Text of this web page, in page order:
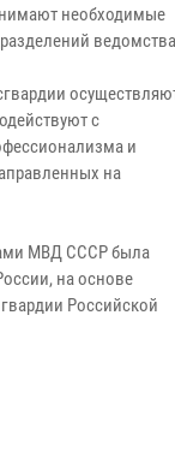
необходимые
с
и
на
МВД СССР была
на основе
Российской